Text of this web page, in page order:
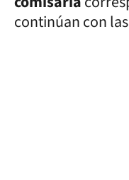
continúan con